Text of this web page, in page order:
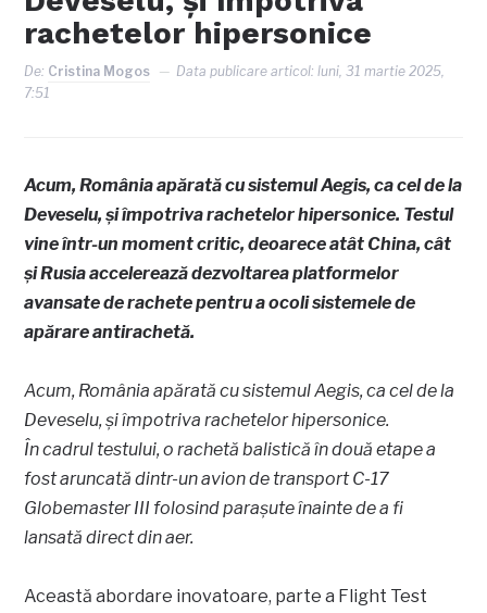
rachetelor hipersonice
De: Cristina Mogos Data publicare articol:luni, 31 martie 2025,
7:51
Acum, România apărată cu sistemul Aegis, ca cel de la
Deveselu, și împotriva rachetelor hipersonice. Testul
vine într-un moment critic, deoarece atât China, cât
și Rusia accelerează dezvoltarea platformelor
avansate de rachete pentru a ocoli sistemele de
apărare antirachetă.
Acum, România apărată cu sistemul Aegis, ca cel de la
Deveselu, și împotriva rachetelor hipersonice.
În cadrul testului, o rachetă balistică în două etape a
fost aruncată dintr-un avion de transport C-17
Globemaster III folosind parașute înainte de a fi
lansată direct din aer.
Această abordare inovatoare, parte a Flight Test